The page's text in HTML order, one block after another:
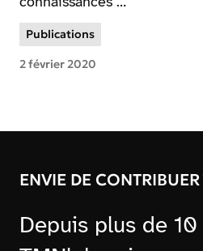
Publications
2 février 2020
ENVIE DE CONTRIBUER
Depuis plus de